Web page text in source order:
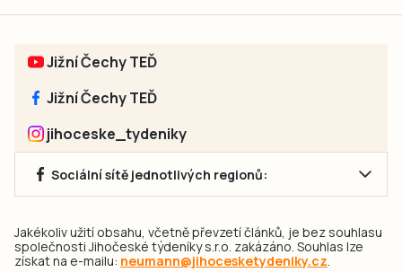
Jižní Čechy TEĎ
Jižní Čechy TEĎ
jihoceske_tydeniky
Sociální sítě jednotlivých regionů:
Jakékoliv užití obsahu, včetně převzetí článků, je bez souhlasu
společnosti Jihočeské týdeníky s.r.o. zakázáno. Souhlas lze
získat na e-mailu: neumann@jihocesketydeniky.cz.